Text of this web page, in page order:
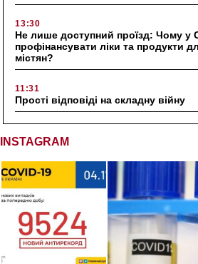
13:30
Не лише доступний проїзд: Чому у
профінансувати ліки та продукти
містян?
11:31
Прості відповіді на складну війну
INSTAGRAM